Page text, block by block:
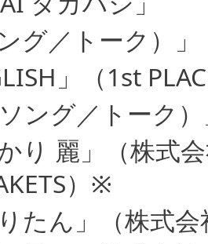
グ／トーク）
」（1st
ソング／トーク
かり 麗」（株式
）※
たん」（株式